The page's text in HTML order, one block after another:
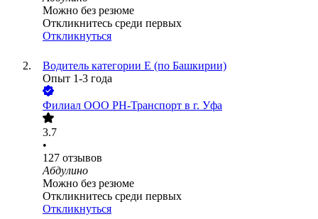
Можно без резюме
Откликнитесь среди первых
Откликнуться
Водитель категории Е (по Башкирии)
Опыт 1-3 года
Филиал ООО РН-Транспорт в г. Уфа
3.7
•
127 отзывов
Абдулино
Можно без резюме
Откликнитесь среди первых
Откликнуться